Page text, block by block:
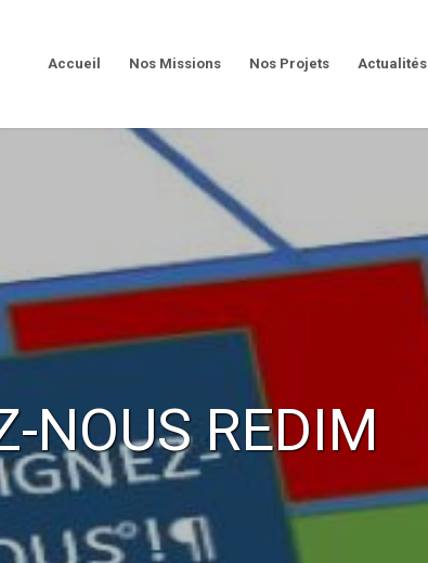
Accueil Nos Missions Nos Projets Actualités
NOUS REDIM